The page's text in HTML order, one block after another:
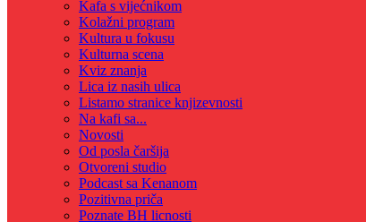
Kafa s vijećnikom
Kolažni program
Kultura u fokusu
Kulturna scena
Kviz znanja
Lica iz nasih ulica
Listamo stranice knjizevnosti
Na kafi sa...
Novosti
Od posla čaršija
Otvoreni studio
Podcast sa Kenanom
Pozitivna priča
Poznate BH licnosti